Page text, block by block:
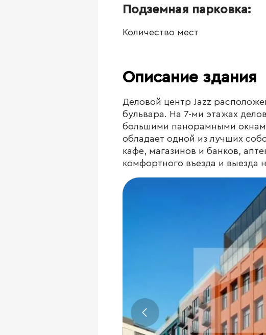
Подземная парковка:
Количество мест
Описание здания
Деловой центр Jazz
бульвара. На 7-ми этажах
большими панорамными
обладает одной из лучших
кафе, магазинов и банков,
комфортного въезда и выезда